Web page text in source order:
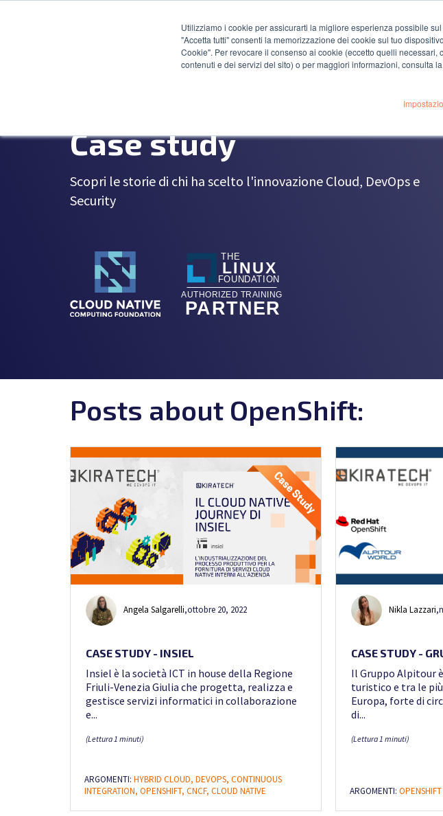
Utilizziamo i cookie per assicurarti la migliore esperienza possibile
"Accetta tutti" consenti la memorizzazione dei cookie sul tuo
Cookie". Per revocare il consenso ai cookie (eccetto quelli
contenuti e dei servizi del sito) o per maggiori informazioni, consulta
AZIENDA
Case study
Scopri le storie di chi ha scelto l'innovazione Cloud, DevOps e
Security
Posts about OpenShift:
Angela Salgarelli,ottobre 20, 2022
CASE STUDY - INSIEL
Insiel è la società ICT in house della Regione
Friuli-Venezia Giulia che progetta, realizza e
gestisce servizi informatici in collaborazione
e...
(Lettura 1 minuti)
ARGOMENTI: HYBRID CLOUD, DEVOPS, CONTINUOUS
INTEGRATION, OPENSHIFT, CNCF, CLOUD NATIVE
Nikla Lazzari,
CASE STUDY -
Il Gruppo Alpitour
turistico e tra le
Europa, forte di
di...
(Lettura 1 minuti)
ARGOMENTI: OPENSHIFT